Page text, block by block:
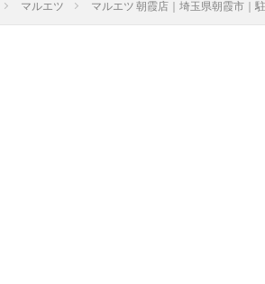
マルエツ マルエツ 朝霞店｜埼玉県朝霞市｜
県 熊本県 大分県
宮崎県